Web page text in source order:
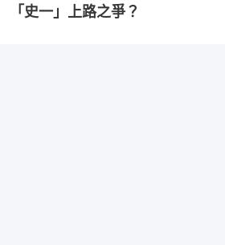
「史一」上路之爭？